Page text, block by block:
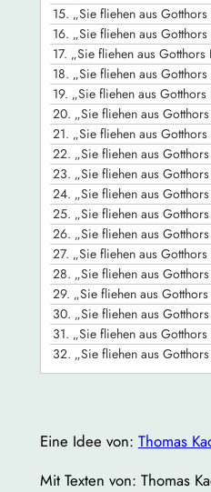
15. „Sie fliehen aus
16. „Sie fliehen aus
17. „Sie fliehen aus Gotthors
18. „Sie fliehen aus
19. „Sie fliehen aus Gotthors
20. „Sie fliehen aus
21. „Sie fliehen aus
22. „Sie fliehen aus
23. „Sie fliehen aus
24. „Sie fliehen aus
25. „Sie fliehen aus
26. „Sie fliehen aus
27. „Sie fliehen aus
28. „Sie fliehen aus
29. „Sie fliehen aus
30. „Sie fliehen aus
31. „Sie fliehen aus
32. „Sie fliehen aus
Eine Idee von: Thomas
Mit Texten von: Thomas